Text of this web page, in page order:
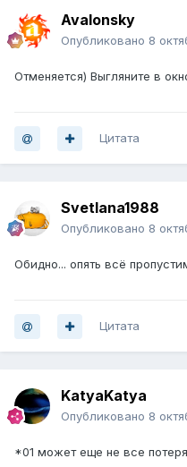
Avalonsky
Опубликовано 8
Отменяется) Выгляните в
Цитата
Svetlana1988
Опубликовано 8
Обидно... опять всё
Цитата
KatyaKatya
Опубликовано 8
*01 может еще не все